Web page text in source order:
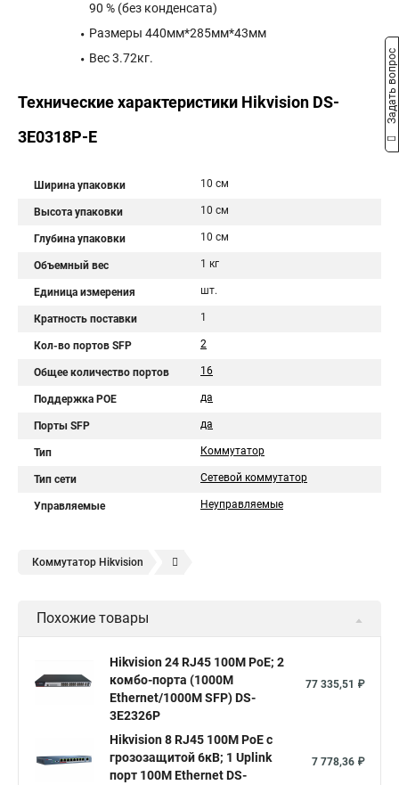
90 % (без конденсата)
Размеры 440мм*285мм*43мм
Вес 3.72кг.
Технические характеристики Hikvision DS-
3E0318P-E
Ширина упаковки 10 см
Высота упаковки 10 см
Глубина упаковки 10 см
Объемный вес 1 кг
Единица измерения шт.
Кратность поставки 1
Кол-во портов SFP 2
Общее количество портов 16
Поддержка POE да
Порты SFP да
Тип Коммутатор
Тип сети Сетевой коммутатор
Управляемые Неуправляемые
Коммутатор Нikvision
Коммутатор l2 с 24 портами 10
Коммутатор что такое D link коммутатор на 48 портов
Коммутатор атс это
Коммутатор принцип работы коммутатора
Hp коммутатор 24 портов Коммутатор mes2424p
Похожие товары
Hikvision 24 RJ45 100M PoE; 2
комбо-порта (1000М
Ethernet/1000M SFP) DS-
3E2326P
77 335,51 ₽
Hikvision 8 RJ45 100M PoE с
грозозащитой 6кВ; 1 Uplink
порт 100М Ethernet DS-
7 778,36 ₽
Задать вопрос